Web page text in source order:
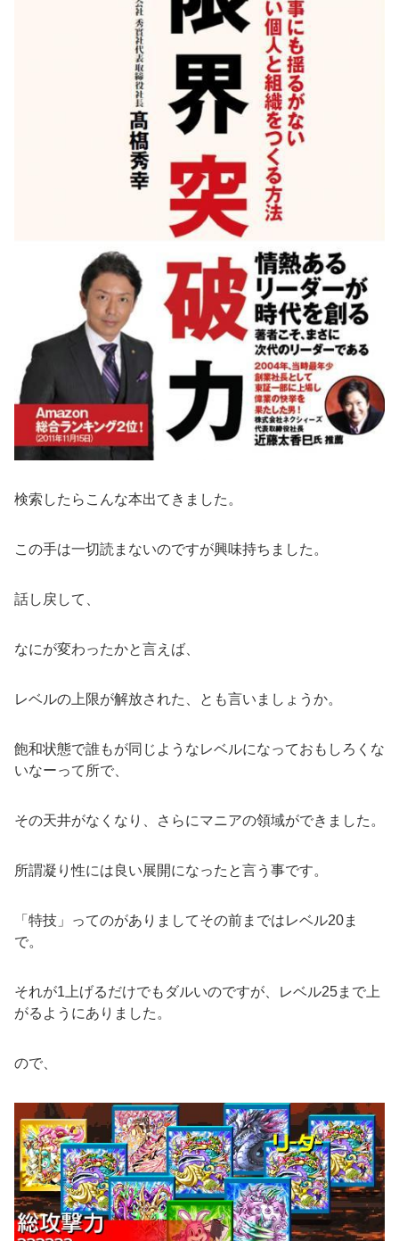
検索したらこんな本出てきました。
この手は一切読まないのですが興味持ちました。
話し戻して、
なにが変わったかと言えば、
レベルの上限が解放された、とも言いましょうか。
飽和状態で誰もが同じようなレベルになっておもしろくな
いなーって所で、
その天井がなくなり、さらにマニアの領域ができました。
所謂凝り性には良い展開になったと言う事です。
「特技」ってのがありましてその前まではレベル20ま
で。
それが1上げるだけでもダルいのですが、レベル25まで上
がるようにありました。
ので、